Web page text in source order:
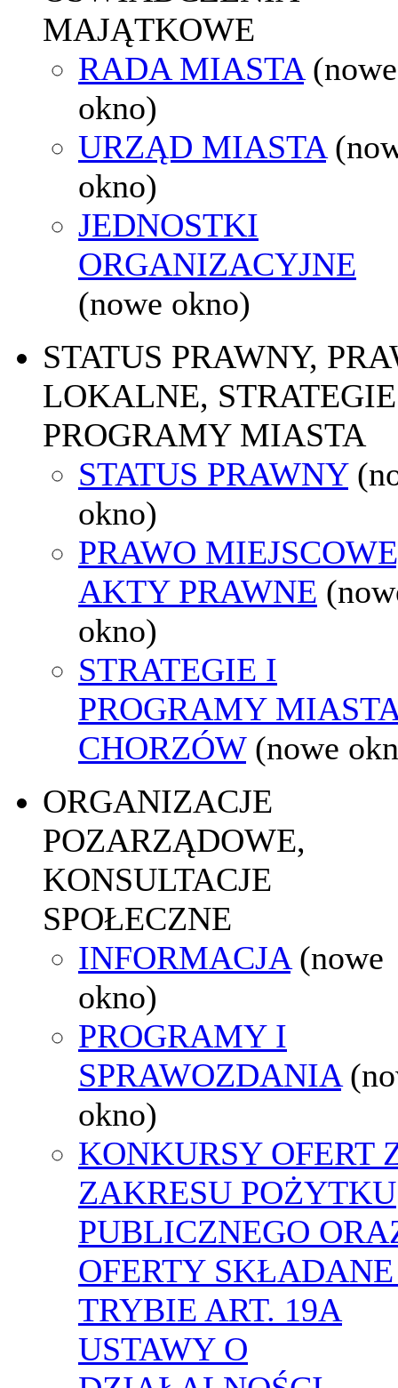
MAJĄTKOWE
RADA MIASTA (nowe
okno)
URZĄD MIASTA
okno)
JEDNOSTKI
ORGANIZACYJNE
(nowe okno)
STATUS PRAWNY,
LOKALNE,
PROGRAMY MIASTA
STATUS PRAWNY
okno)
PRAWO
AKTY PRAWNE
okno)
STRATEGIE I
PROGRAMY
CHORZÓW (nowe
ORGANIZACJE
POZARZĄDOWE,
KONSULTACJE
SPOŁECZNE
INFORMACJA (nowe
okno)
PROGRAMY I
SPRAWOZDANIA
okno)
KONKURSY OFERT
ZAKRESU POŻYTKU
PUBLICZNEGO
OFERTY
TRYBIE ART. 19A
USTAWY O